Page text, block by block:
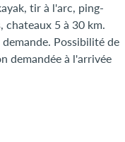
tir à l'arc, ping-
chateaux 5 à 30 km.
Possibilité de
demandée à l'arrivée